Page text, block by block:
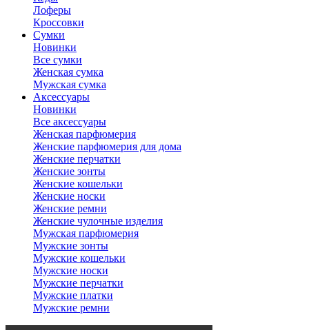
Лоферы
Кроссовки
Сумки
Новинки
Все сумки
Женская сумка
Мужская сумка
Аксессуары
Новинки
Все аксессуары
Женская парфюмерия
Женские парфюмерия для дома
Женские перчатки
Женские зонты
Женские кошельки
Женские носки
Женские ремни
Женские чулочные изделия
Мужская парфюмерия
Мужские зонты
Мужские кошельки
Мужские носки
Мужские перчатки
Мужские платки
Мужские ремни